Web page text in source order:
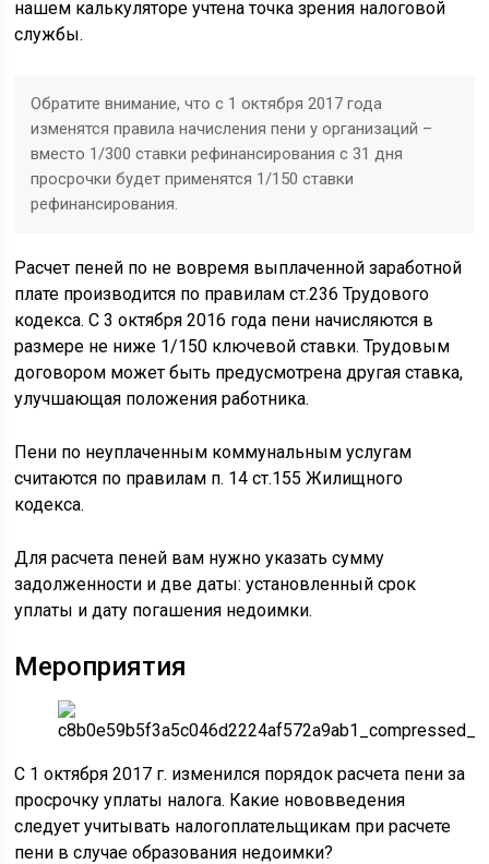
нашем калькуляторе учтена точка зрения налоговой
службы.
Обратите внимание, что с 1 октября 2017 года
изменятся правила начисления пени у организаций –
вместо 1/300 ставки рефинансирования с 31 дня
просрочки будет применятся 1/150 ставки
рефинансирования.
Расчет пеней по не вовремя выплаченной заработной
плате производится по правилам ст.236 Трудового
кодекса. С 3 октября 2016 года пени начисляются в
размере не ниже 1/150 ключевой ставки. Трудовым
договором может быть предусмотрена другая ставка,
улучшающая положения работника.
Пени по неуплаченным коммунальным услугам
считаются по правилам п. 14 ст.155 Жилищного
кодекса.
Для расчета пеней вам нужно указать сумму
задолженности и две даты: установленный срок
уплаты и дату погашения недоимки.
Мероприятия
С 1 октября 2017 г. изменился порядок расчета пени за
просрочку уплаты налога. Какие нововведения
следует учитывать налогоплательщикам при расчете
пени в случае образования недоимки?